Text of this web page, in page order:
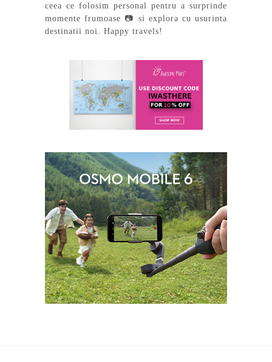
ceea ce folosim personal pentru a surprinde
momente frumoase 📷 si explora cu usurinta
destinatii noi. Happy travels!